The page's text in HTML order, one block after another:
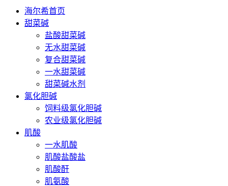
海尔希首页
甜菜碱
盐酸甜菜碱
无水甜菜碱
复合甜菜碱
一水甜菜碱
甜菜碱水剂
氯化胆碱
饲料级氯化胆碱
农业级氯化胆碱
肌酸
一水肌酸
肌酸盐酸盐
肌酸酐
肌氨酸